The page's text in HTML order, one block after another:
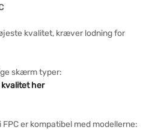
kvalitet, kræver lodning for
skærm typer:
her
FPC er kompatibel med modellerne: